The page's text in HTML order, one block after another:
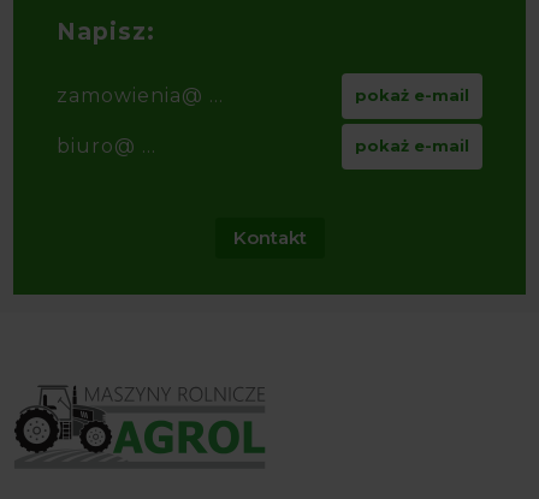
Napisz:
zamowienia@ ... pokaż e-mail
biuro@ ... pokaż e-mail
Kontakt